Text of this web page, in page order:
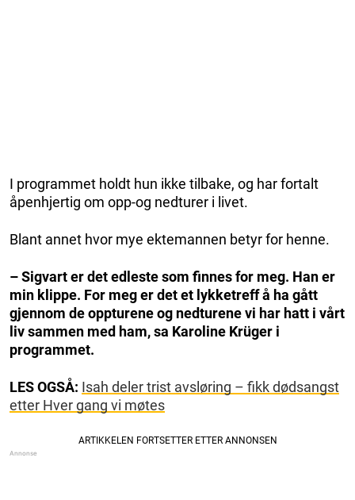
I programmet holdt hun ikke tilbake, og har fortalt
åpenhjertig om opp-og nedturer i livet.
Blant annet hvor mye ektemannen betyr for henne.
– Sigvart er det edleste som finnes for meg. Han er
min klippe. For meg er det et lykketreff å ha gått
gjennom de oppturene og nedturene vi har hatt i vårt
liv sammen med ham, sa Karoline Krüger i
programmet.
LES OGSÅ: Isah deler trist avsløring – fikk dødsangst
etter Hver gang vi møtes